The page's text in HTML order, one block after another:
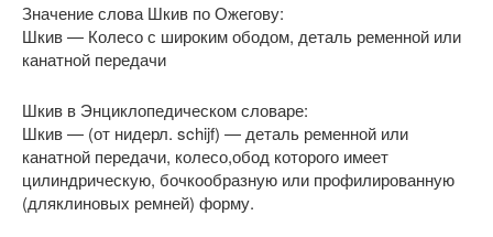
Значение слова Шкив по Ожегову:
Шкив — Колесо с широким ободом, деталь ременной или
канатной передачи
Шкив в Энциклопедическом словаре:
Шкив — (от нидерл. schijf) — деталь ременной или
канатной передачи, колесо,обод которого имеет
цилиндрическую, бочкообразную или профилированную
(дляклиновых ремней) форму.